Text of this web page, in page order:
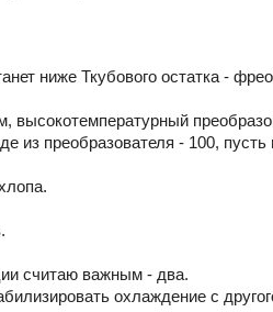
ниже Ткубового остатка -
высокотемпературный
из преобразователя - 100,
считаю важным - два.
охлаждение с